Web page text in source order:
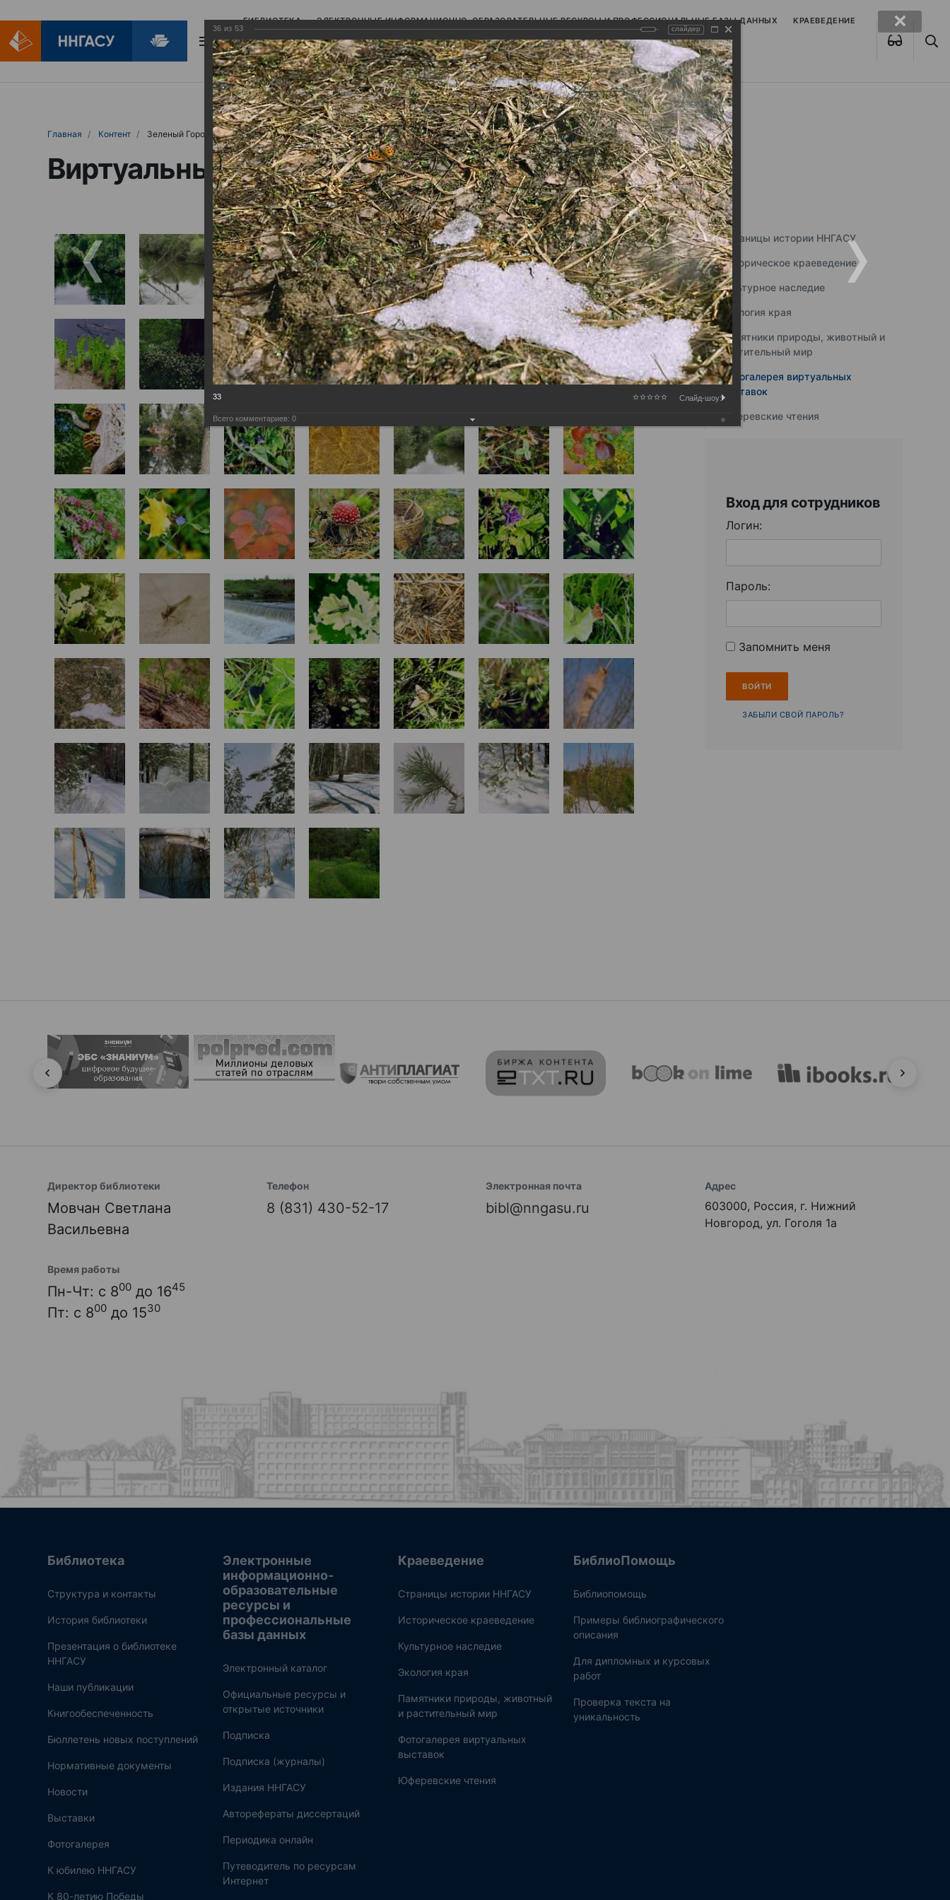
БИБЛИОТЕКА ЭЛЕКТРОННЫЕ ИНФОРМАЦИОННО-ОБРАЗОВАТЕЛЬНЫЕ РЕСУРСЫ И ПРОФЕССИОНАЛЬНЫЕ БАЗЫ ДАННЫХ КРАЕВЕДЕНИЕ
БИБЛИОПОМОЩЬ
Главная Контент Зеленый Город
Виртуальные выставки (фотоальбомы)
Страницы истории ННГАСУ
Историческое краеведение
Культурное наследие
Экология края
Памятники природы, животный и
растительный мир
Фотогалерея виртуальных
выставок
Юферевские чтения
Вход для сотрудников
Логин:
Пароль:
Запомнить меня
ЗАБЫЛИ СВОЙ ПАРОЛЬ?
Директор библиотеки
Мовчан Светлана
Васильевна
Телефон
8 (831) 430-52-17
Электронная почта
bibl@nngasu.ru
Адрес
603000, Россия, г. Нижний
Новгород, ул. Гоголя 1а
Время работы
Пн-Чт: с 800 до 1645
Пт: с 800 до 1530
Библиотека
Структура и контакты
История библиотеки
Презентация о библиотеке
ННГАСУ
Наши публикации
Книгообеспеченность
Бюллетень новых поступлений
Нормативные документы
Новости
Выставки
Фотогалерея
К юбилею ННГАСУ
К 80-летию Победы
Электронные
информационно-
образовательные
ресурсы и
профессиональные
базы данных
Электронный каталог
Официальные ресурсы и
открытые источники
Подписка
Подписка (журналы)
Издания ННГАСУ
Авторефераты диссертаций
Периодика онлайн
Путеводитель по ресурсам
Интернет
Краеведение
Страницы истории ННГАСУ
Историческое краеведение
Культурное наследие
Экология края
Памятники природы, животный
и растительный мир
Фотогалерея виртуальных
выставок
Юферевские чтения
БиблиоПомощь
Библиопомощь
Примеры библиографического
описания
Для дипломных и курсовых
работ
Проверка текста на
уникальность
36 из 53 слайдер
33 Слайд-шоу:
Всего комментариев: 0